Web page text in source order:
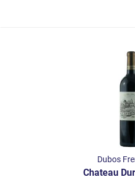
Dubos
Chateau